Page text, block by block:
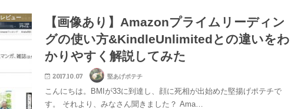
レビュー
【画像あり】Amazonプライムリーディン
グの使い方&KindleUnlimitedとの違いをわ
かりやすく解説してみた
2017.10.07 堅あげポテチ
こんにちは。BMIが33に到達し、顔に死相が出始めた堅揚げポテチで
す。 それより、みなさん聞きました？ Ama…